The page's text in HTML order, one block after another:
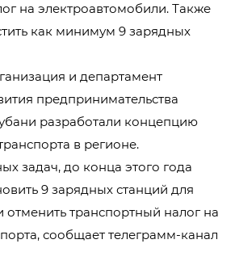
на электроавтомобили. Также
как минимум 9 зарядных
и департамент
предпринимательства
разработали концепцию
в регионе.
задач, до конца этого года
9 зарядных станций для
транспортный налог на
сообщает телеграмм-канал